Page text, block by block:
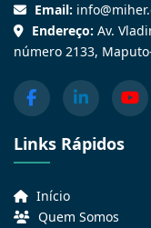
Email:
Endereço: Av.
número 2133,
Links Rápidos
Início
Quem Somos